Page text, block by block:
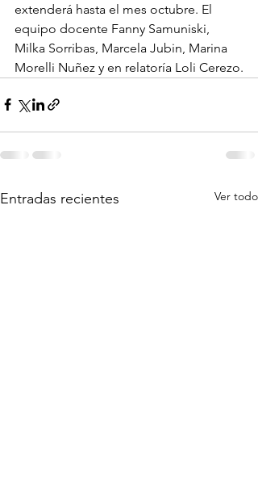
extenderá hasta el mes octubre. El
equipo docente Fanny Samuniski,
Milka Sorribas, Marcela Jubin, Marina
Morelli Nuñez y en relatoría Loli Cerezo.
Entradas recientes Ver todo